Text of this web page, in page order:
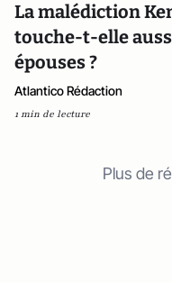
La malédiction
touche-t-elle
épouses ?
Atlantico Rédaction
1 min de lecture
Plus de